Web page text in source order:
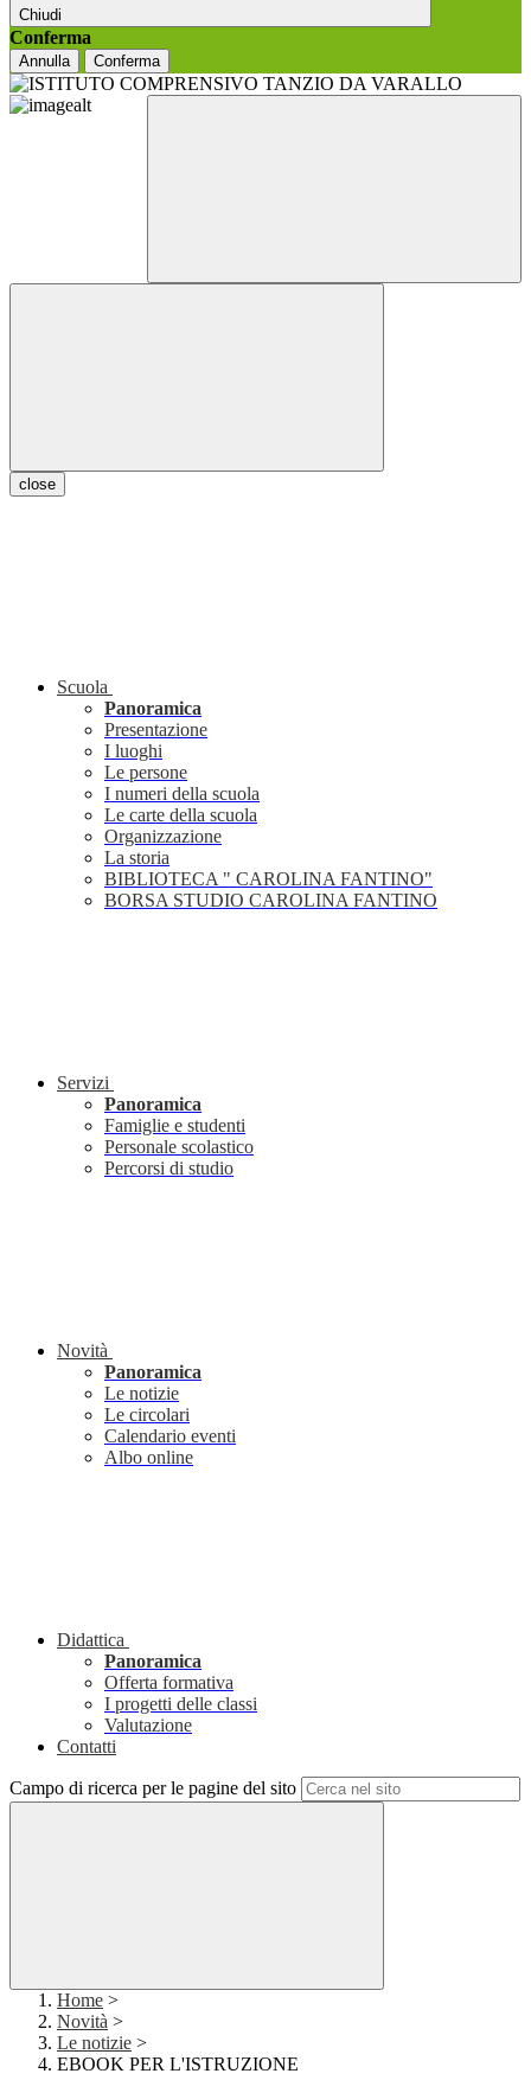
Chiudi
Conferma
Annulla Conferma
close
Scuola
Panoramica
Presentazione
I luoghi
Le persone
I numeri della scuola
Le carte della scuola
Organizzazione
La storia
BIBLIOTECA " CAROLINA FANTINO"
BORSA STUDIO CAROLINA FANTINO
Servizi
Panoramica
Famiglie e studenti
Personale scolastico
Percorsi di studio
Novità
Panoramica
Le notizie
Le circolari
Calendario eventi
Albo online
Didattica
Panoramica
Offerta formativa
I progetti delle classi
Valutazione
Contatti
Campo di ricerca per le pagine del sito
Home >
Novità >
Le notizie >
EBOOK PER L'ISTRUZIONE